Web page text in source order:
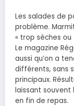
Les salades de
problème.
« trop sèches ou
Le magazine
aussi qu’on a
différents, sans
principaux.
laissant souvent
en fin de repas.